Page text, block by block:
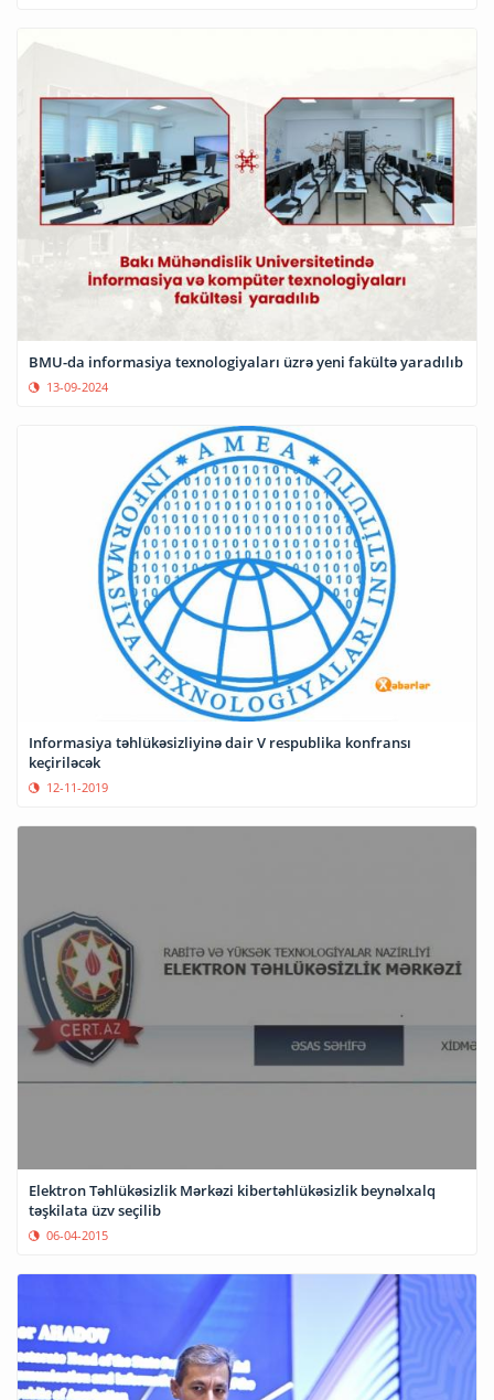
BMU-da informasiya texnologiyaları üzrə yeni fakültə yaradılıb
13-09-2024
Informasiya təhlükəsizliyinə dair V respublika konfransı
keçiriləcək
12-11-2019
Elektron Təhlükəsizlik Mərkəzi kibertəhlükəsizlik beynəlxalq
təşkilata üzv seçilib
06-04-2015